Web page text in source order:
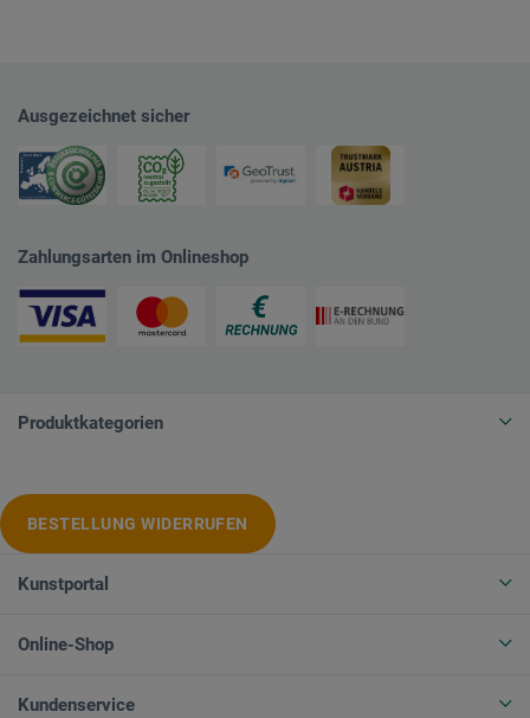
Ausgezeichnet sicher
Zahlungsarten im Onlineshop
Produktkategorien
BESTELLUNG WIDERRUFEN
Kunstportal
Online-Shop
Kundenservice